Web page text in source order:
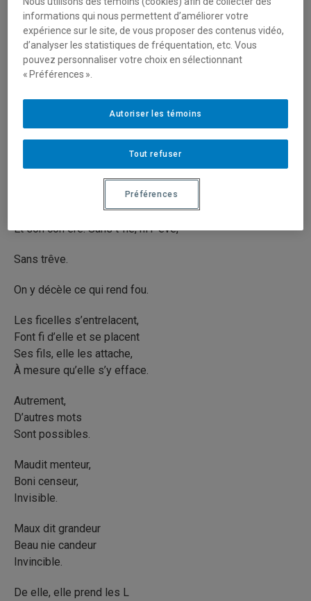
Pour éviter les mots désordres
Elle utilise les mots des autres
Pour se singer en d’autres formes
Aux souhaits des hôtes.
Mots-d’elle
Qu’importe si la belle se terre,
Elle est de celles dont on dit tout,
Et son con ère. Sans t-hé, ni r-êve,
Sans trêve.
On y décèle ce qui rend fou.
Les ficelles s’entrelacent,
Font fi d’elle et se placent
Ses fils, elle les attache,
À mesure qu’elle s’y efface.
Autrement,
D’autres mots
Sont possibles.
Maudit menteur,
Boni censeur,
Invisible.
Maux dit grandeur
Beau nie candeur
Invincible.
De elle, elle prend les L
informations qui nous permettent d’améliorer votre
expérience sur le site, de vous proposer des contenus vidéo,
d’analyser les statistiques de fréquentation, etc. Vous
pouvez personnaliser votre choix en sélectionnant
« Préférences ».
Tout refuser
Autoriser les témoins
Préférences